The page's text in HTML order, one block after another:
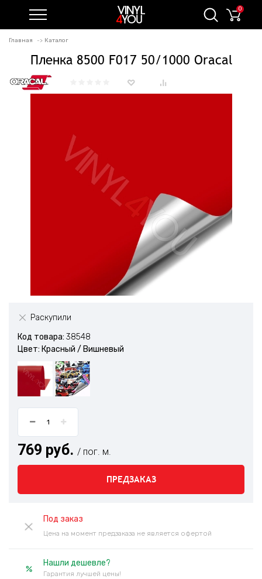
0
Главная Каталог
Пленка 8500 F017 50/1000 Oracal
Раскупили
Код товара: 38548
Цвет: Красный / Вишневый
769 руб. / пог. м.
ПРЕДЗАКАЗ
Под заказ
Цена на момент предзаказа не является офертой
Нашли дешевле?
Гарантия лучшей цены!